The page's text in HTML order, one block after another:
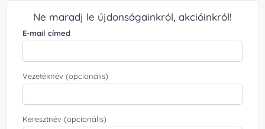
Ne maradj le újdonságainkról, akcióinkról!
E-mail címed
Vezetéknév (opcionális)
Keresztnév (opcionális)